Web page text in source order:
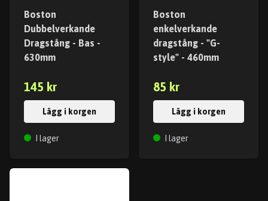
Boston
Dubbelverkande
Dragstång - Bas -
630mm
145 kr
Lägg i korgen
I lager
Boston
enkelverkande
dragstång - "G-
style" - 460mm
85 kr
Lägg i korgen
I lager